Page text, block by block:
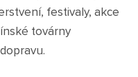
festivaly, akce
továrny